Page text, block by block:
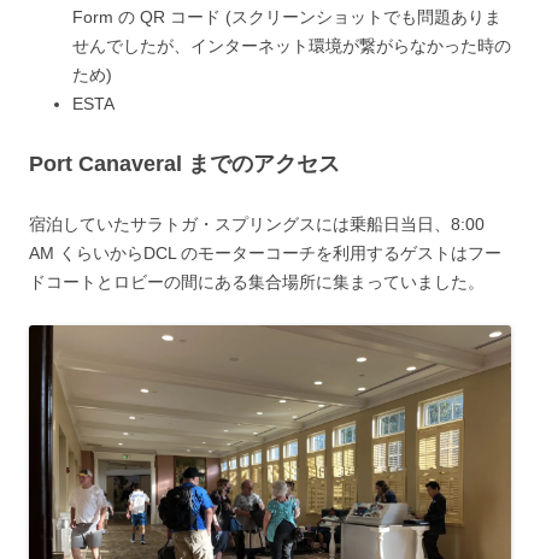
Form の QR コード (スクリーンショットでも問題ありま
せんでしたが、インターネット環境が繋がらなかった時の
ため)
ESTA
Port Canaveral までのアクセス
宿泊していたサラトガ・スプリングスには乗船日当日、8:00
AM くらいからDCL のモーターコーチを利用するゲストはフー
ドコートとロビーの間にある集合場所に集まっていました。